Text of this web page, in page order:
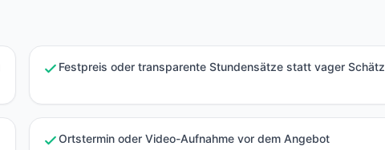
Festpreis oder transparente Stundensätze statt vager
Ortstermin oder Video-Aufnahme vor dem Angebot